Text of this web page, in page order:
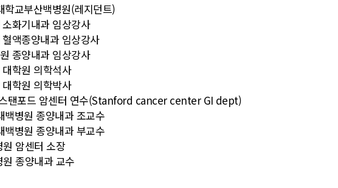
학교부산백병원(레지던트)
화기내과 임상강사
액종양내과 임상강사
종양내과 임상강사
학원 의학석사
학원 의학박사
탠포드 암센터 연수(Stanford cancer center GI dept)
백병원 종양내과 조교수
백병원 종양내과 부교수
암센터 소장
종양내과 교수